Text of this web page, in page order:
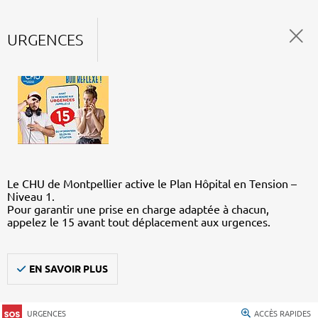
URGENCES
Le CHU de Montpellier active le Plan Hôpital en Tension –
Niveau 1.
Pour garantir une prise en charge adaptée à chacun,
appelez le 15 avant tout déplacement aux urgences.
EN SAVOIR PLUS
URGENCES ACCÈS RAPIDES